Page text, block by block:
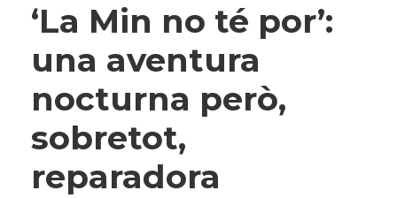
‘La Min no té por’:
una aventura
nocturna però,
sobretot,
reparadora